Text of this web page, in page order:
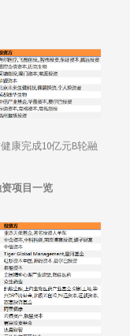
康完成10亿元B轮融
项目一览